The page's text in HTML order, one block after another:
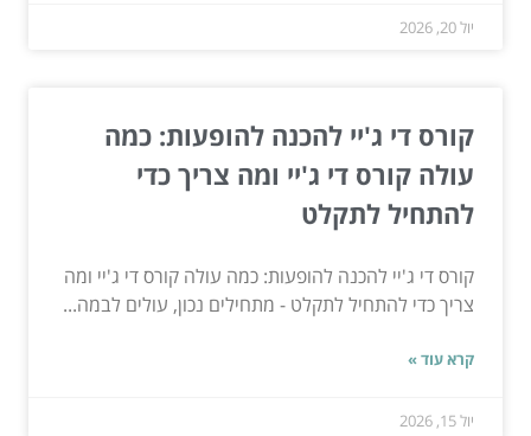
יול 20, 2026
קורס די ג'יי להכנה להופעות: כמה
עולה קורס די ג'יי ומה צריך כדי
להתחיל לתקלט
קורס די ג'יי להכנה להופעות: כמה עולה קורס די ג'יי ומה
צריך כדי להתחיל לתקלט - מתחילים נכון, עולים לבמה...
קרא עוד »
יול 15, 2026